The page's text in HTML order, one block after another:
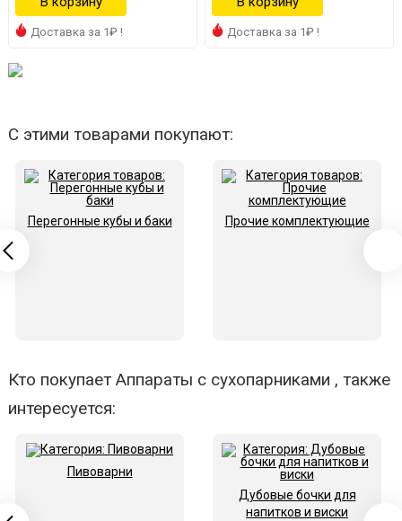
Доставка за 1₽ ! Доставка за 1₽ !
С этими товарами покупают:
Перегонные кубы и баки Прочие комплектующие
Кто покупает Аппараты с сухопарниками , также
интересуется:
Пивоварни
Дубовые бочки для
напитков и виски